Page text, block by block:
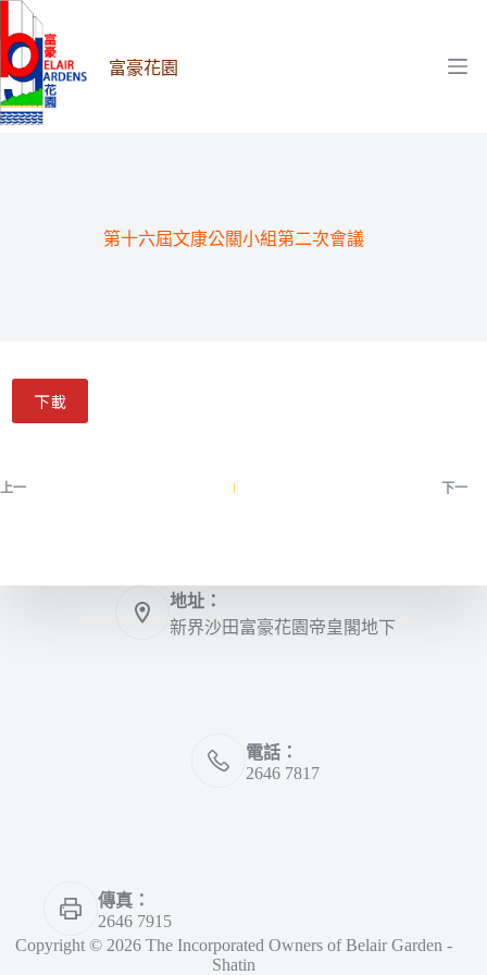
至
主
要
內
富豪花園
第十六屆文康公關小組第二次會議
下載
上一 下一
地址：
新界沙田富豪花園帝皇閣地下
電話：
2646 7817
傳真：
2646 7915
Copyright © 2026 The Incorporated Owners of Belair Garden -
Shatin